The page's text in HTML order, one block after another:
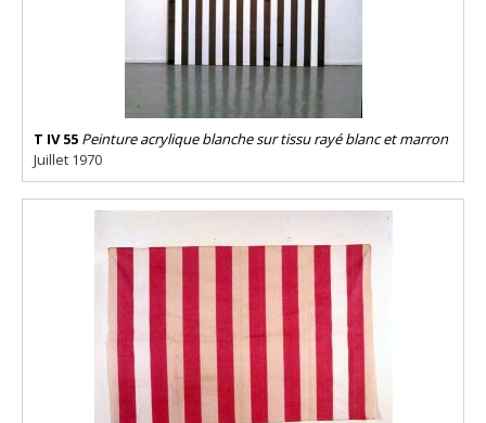
T IV 55 Peinture acrylique blanche sur tissu rayé blanc et marron
Juillet 1970